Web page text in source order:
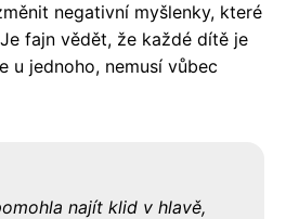
negativní myšlenky, které
fajn vědět, že každé dítě je
u jednoho, nemusí vůbec
najít klid v hlavě,